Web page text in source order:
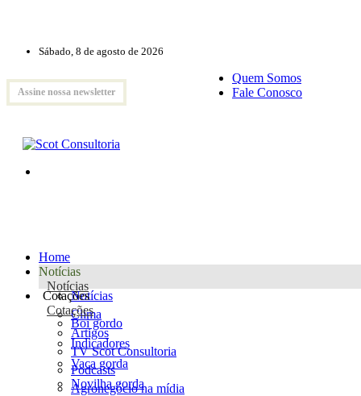
Sábado, 8 de agosto de 2026
Assine nossa newsletter
Quem Somos
Fale Conosco
Home
Notícias
Notícias
Notícias
Clima
Artigos
TV Scot Consultoria
Podcasts
Agronegócio na mídia
Cotações
Cotações
Boi gordo
Indicadores
Vaca gorda
Novilha gorda